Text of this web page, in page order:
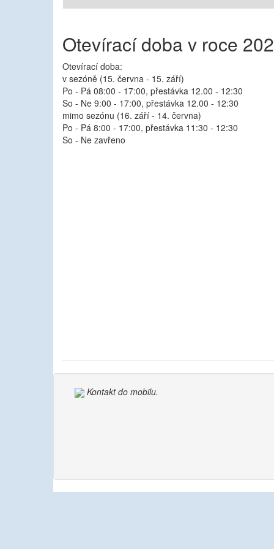
Otevírací doba v roce
Otevírací doba:
v sezóně (15. června - 15. září)
Po - Pá 08:00 - 17:00, přestávka 12.00 - 12:30
So - Ne 9:00 - 17:00, přestávka 12.00 - 12:30
mimo sezónu (16. září - 14. června)
Po - Pá 8:00 - 17:00, přestávka 11:30 - 12:30
So - Ne zavřeno
Kontakt do mobilu.